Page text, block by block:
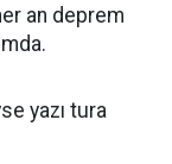
an deprem
yazı tura